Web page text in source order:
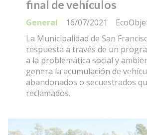
final de vehículos
General
16/07/2021
La Municipalidad de San
respuesta a través de un
a la problemática social y
genera la acumulación de
abandonados o secuestrados
reclamados.